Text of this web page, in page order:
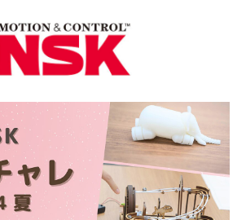
イベント
企業取材レポート
就活情報
大学生活
コラム・特集
インターンシップ体験談